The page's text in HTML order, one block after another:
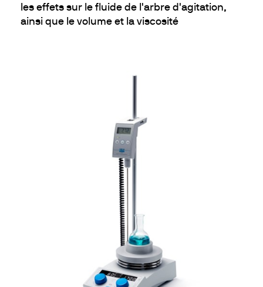
les effets sur le fluide de l'arbre d'agitation,
ainsi que le volume et la viscosité